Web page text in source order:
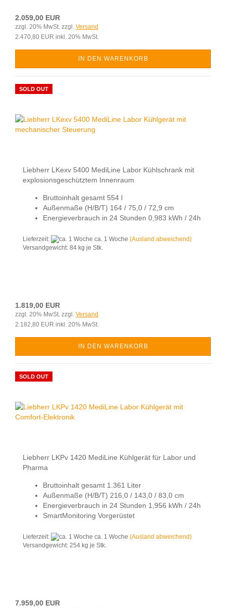
2.059,00 EUR
zzgl. 20% MwSt. zzgl. Versand
2.470,80 EUR inkl. 20% MwSt.
IN DEN WARENKORB
SOLD OUT
Liebherr LKexv 5400 MediLine Labor Kühlschrank mit
explosionsgeschütztem Innenraum
Bruttoinhalt gesamt 554 l
Außenmaße (H/B/T) 164 / 75,0 / 72,9 cm
Energieverbrauch in 24 Stunden 0,983 kWh / 24h
Lieferzeit: ca. 1 Woche (Ausland abweichend)
Versandgewicht: 84 kg je Stk.
1.819,00 EUR
zzgl. 20% MwSt. zzgl. Versand
2.182,80 EUR inkl. 20% MwSt.
IN DEN WARENKORB
SOLD OUT
Liebherr LKPv 1420 MediLine Kühlgerät für Labor und
Pharma
Bruttoinhalt gesamt 1.361 Liter
Außenmaße (H/B/T) 216,0 / 143,0 / 83,0 cm
Energieverbrauch in 24 Stunden 1,956 kWh / 24h
SmartMonitoring Vorgerüstet
Lieferzeit: ca. 1 Woche (Ausland abweichend)
Versandgewicht: 254 kg je Stk.
7.959,00 EUR